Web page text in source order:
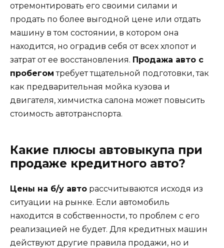
отремонтировать его своими силами и
продать по более выгодной цене или отдать
машину в том состоянии, в котором она
находится, но оградив себя от всех хлопот и
затрат от ее восстановления. Продажа авто с
пробегом требует тщательной подготовки, так
как предварительная мойка кузова и
двигателя, химчистка салона может повысить
стоимость автотранспорта.
Какие плюсы автовыкупа при
продаже кредитного авто?
Цены на б/у авто рассчитываются исходя из
ситуации на рынке. Если автомобиль
находится в собственности, то проблем с его
реализацией не будет. Для кредитных машин
действуют другие правила продажи, но и